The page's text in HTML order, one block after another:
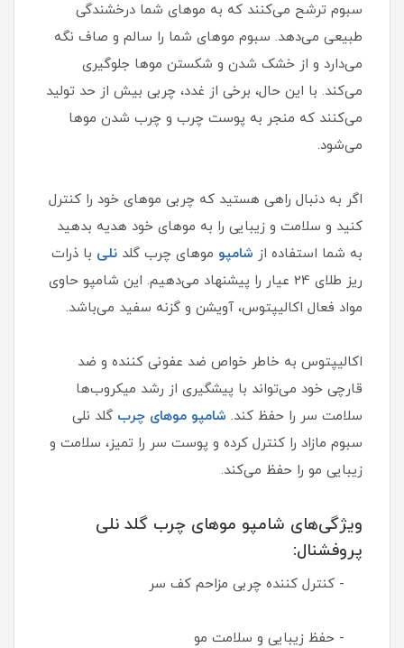
سبوم ترشح می‌کنند که به موهای شما درخشندگی
طبیعی می‌دهد. سبوم موهای شما را سالم و صاف نگه
می‌دارد و از خشک شدن و شکستن موها جلوگیری
می‌کند. با این حال، برخی از غدد، چربی بیش از حد تولید
می‌کنند که منجر به پوست چرب و چرب شدن موها
می‌شود.
اگر به دنبال راهی هستید که چربی موهای خود را کنترل
کنید و سلامت و زیبایی را به موهای خود هدیه بدهید
به شما استفاده از شامپو موهای چرب گلد نلی با ذرات
ریز طلای 24 عیار را پیشنهاد می‌دهیم. این شامپو حاوی
مواد فعال اکالیپتوس، آویشن و گزنه سفید می‌باشد.
اکالیپتوس به خاطر خواص ضد عفونی کننده و ضد
قارچی خود می‌تواند با پیشگیری از رشد میکروب‌ها
سلامت سر را حفظ کند. شامپو موهای چرب گلد نلی
سبوم مازاد را کنترل کرده و پوست سر را تمیز، سلامت و
زیبایی مو را حفظ می‌کند.
ویژگی‎‌های شامپو موهای چرب گلد نلی
پروفشنال:
- کنترل کننده چربی مزاحم کف سر
- حفظ زیبایی و سلامت مو